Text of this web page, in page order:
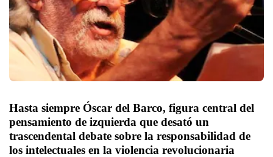
Hasta siempre Óscar del Barco, figura central del
pensamiento de izquierda que desató un
trascendental debate sobre la responsabilidad de
los intelectuales en la violencia revolucionaria